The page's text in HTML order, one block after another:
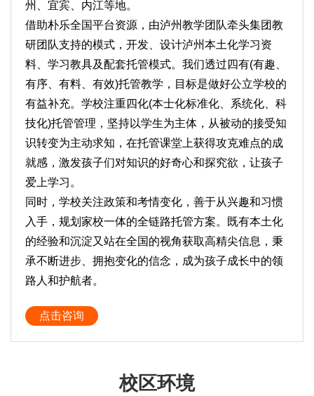
州、宜宾、内江等地。
借助朴乐全国平台资源，由泸州教学团队牵头集团教
研团队支持的模式，开发、设计泸州本土化学习资
料、学习教具及配套托管模式。我们透过四有(有趣、
有序、有料、有效)托管教学，目标是做好公立学校的
有益补充。学校注重四化(本士化标准化、系统化、科
技化)托管管理，坚持以学生为主体，从被动的接受知
识转变为主动求知，在托管课堂上获得攻克难点的成
就感，激发孩子们对知识的好奇心和探究欲，让孩子
爱上学习。
同时，学校关注政策和考情变化，善于从兴趣和习惯
入手，规划家校一体的全链路托管方案。既有本土化
的经验和沉淀又站在全国的视角获取高精尖信息，秉
承不断进步、拥抱变化的信念，成为孩子成长中的领
路人和护航者。
点击咨询
校区环境